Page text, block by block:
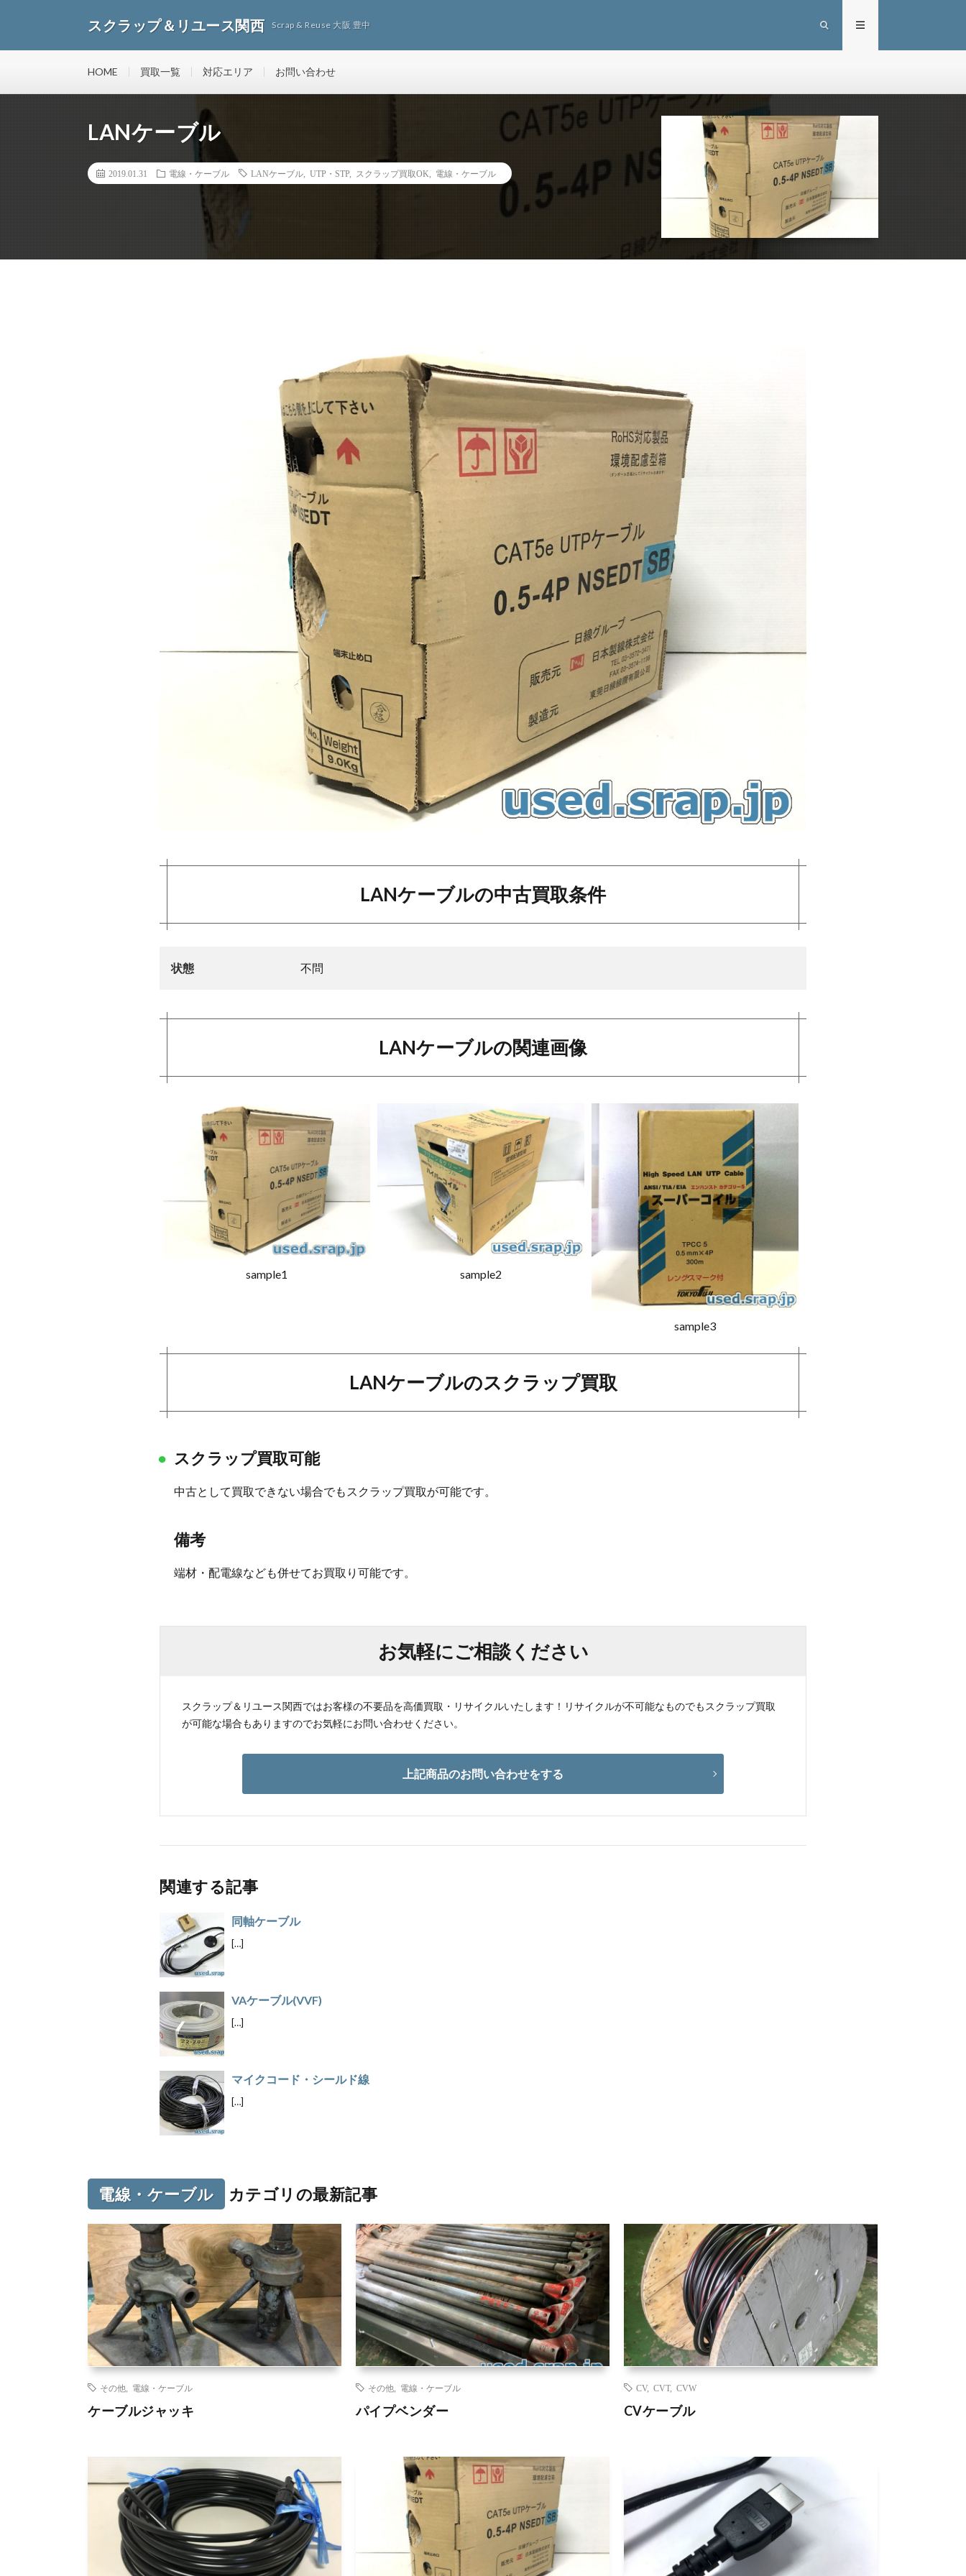
スクラップ＆リユース関西 Scrap & Reuse 大阪 豊中
HOME 買取一覧 対応エリア お問い合わせ
LANケーブル
2019.01.31 電線・ケーブル LANケーブル UTP・STP スクラップ買取OK 電線・ケーブル
LANケーブルの中古買取条件
状態 不問
LANケーブルの関連画像
sample1 sample2
sample3
LANケーブルのスクラップ買取
スクラップ買取可能
中古として買取できない場合でもスクラップ買取が可能です。
備考
端材・配電線なども併せてお買取り可能です。
お気軽にご相談ください
スクラップ＆リユース関西ではお客様の不要品を高価買取・リサイクルいたします！リサイクルが不可能なものでもスクラップ買取
が可能な場合もありますのでお気軽にお問い合わせください。
上記商品のお問い合わせをする
関連する記事
同軸ケーブル
[…]
VAケーブル(VVF)
[…]
マイクコード・シールド線
[…]
電線・ケーブル カテゴリの最新記事
その他 電線・ケーブル
ケーブルジャッキ
その他 電線・ケーブル
パイプベンダー
CV, CVT, CVW
CVケーブル